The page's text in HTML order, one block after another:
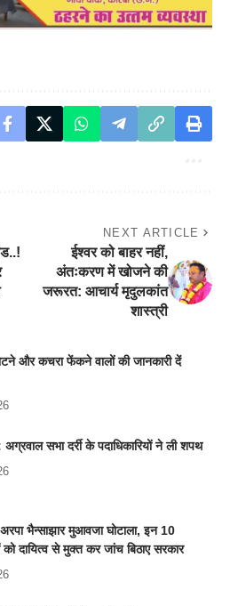
NEXT ARTICLE
ईश्वर को बाहर नहीं,
अंतःकरण में खोजने की
जरूरत: आचार्य मृदुलकांत
शास्त्री
और कचरा फेंकने वालों की जानकारी दें
सभा दर्री के पदाधिकारियों ने ली शपथ
भैन्साझार मुआवजा घोटाला, इन 10
को दायित्व से मुक्त कर जांच बिठाए सरकार